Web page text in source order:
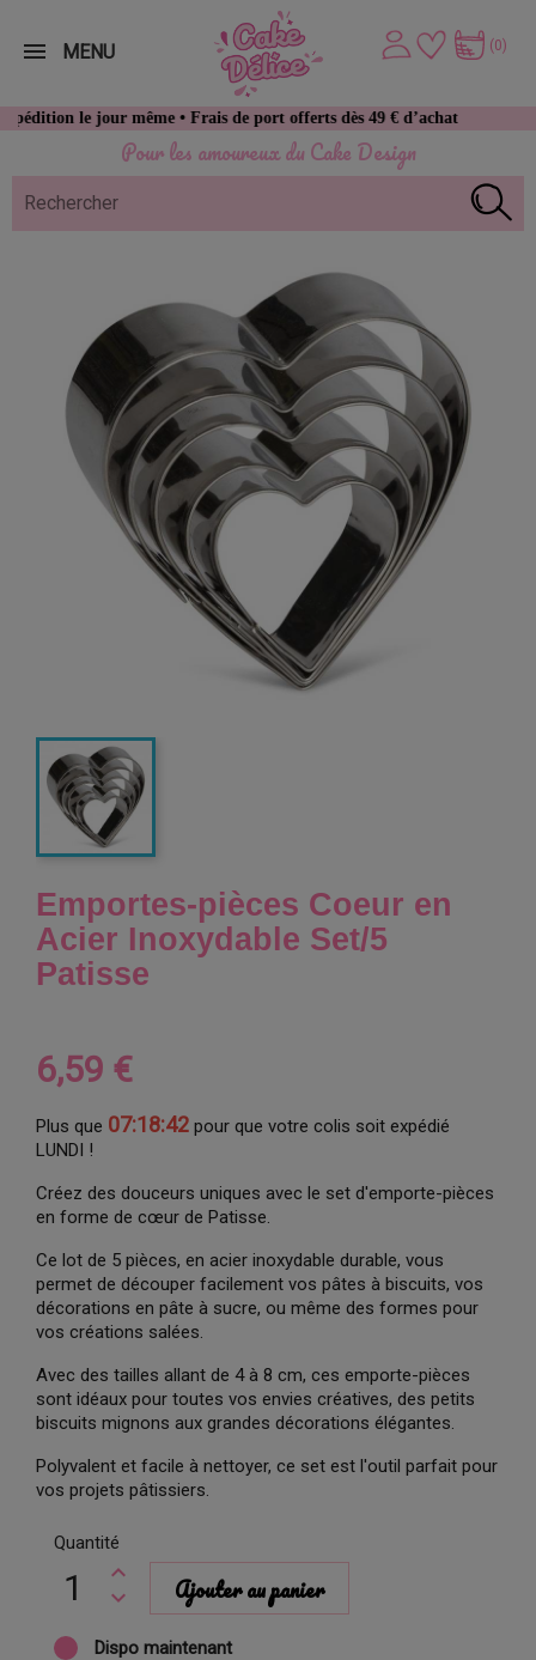
Pour les amoureux du Cake Design
le jour même • Frais de port offerts dès 49 € d’achat
(0)
MENU
Emportes-pièces Coeur en
Acier Inoxydable Set/5
Patisse
6,59 €
Plus que 07:18:41 pour que votre colis soit expédié
LUNDI !
Créez des douceurs uniques avec le set d'emporte-pièces
en forme de cœur de Patisse.
Ce lot de 5 pièces, en acier inoxydable durable, vous
permet de découper facilement vos pâtes à biscuits, vos
décorations en pâte à sucre, ou même des formes pour
vos créations salées.
Avec des tailles allant de 4 à 8 cm, ces emporte-pièces
sont idéaux pour toutes vos envies créatives, des petits
biscuits mignons aux grandes décorations élégantes.
Polyvalent et facile à nettoyer, ce set est l'outil parfait pour
vos projets pâtissiers.
Quantité
Ajouter au panier
Dispo maintenant